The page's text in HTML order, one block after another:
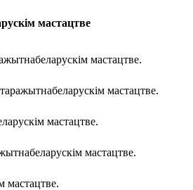
мастацтве
мастацтве.
мастацтве.
мастацтве.
мастацтве.
мастацтве.